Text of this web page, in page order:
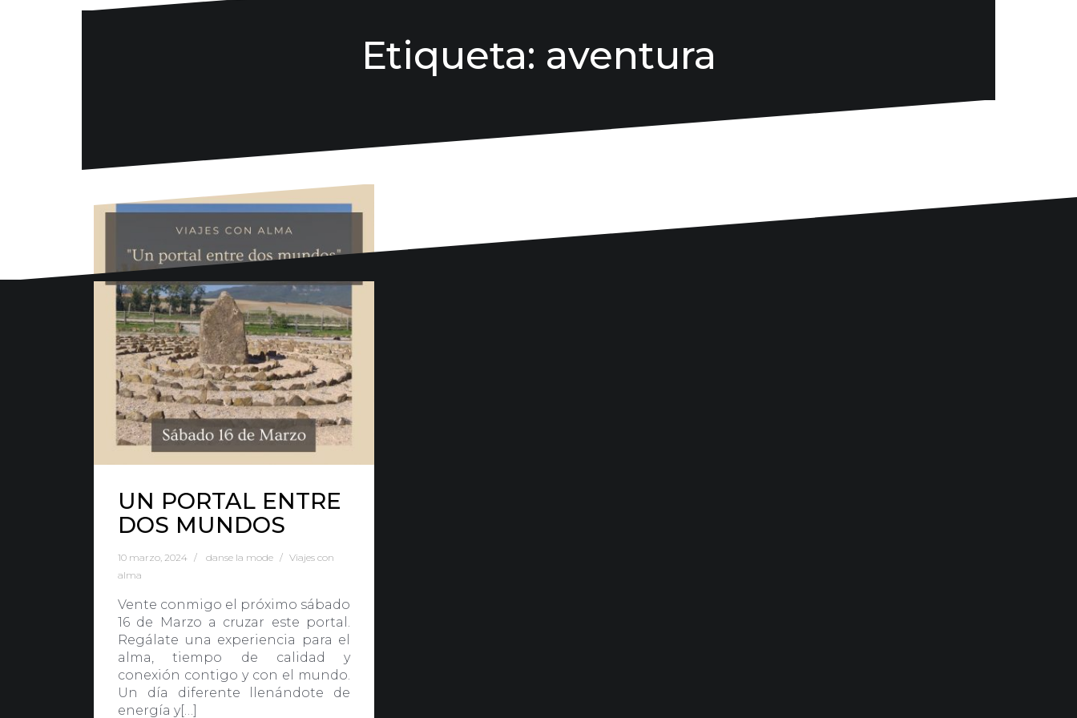
Etiqueta: aventura
UN PORTAL ENTRE
DOS MUNDOS
10 marzo, 2024 danse la mode
Viajes con
alma
Vente conmigo el próximo sábado
16 de Marzo a cruzar este portal.
Regálate una experiencia para el
alma, tiempo de calidad y
conexión contigo y con el mundo.
Un día diferente llenándote de
energía y[…]
Danse la mode
636 57 66 50 ·
info@danselamode.com
Avd. Comercial 20 Barañain (Navarra)
Nota Legal·Privacidad·Política de Cookies